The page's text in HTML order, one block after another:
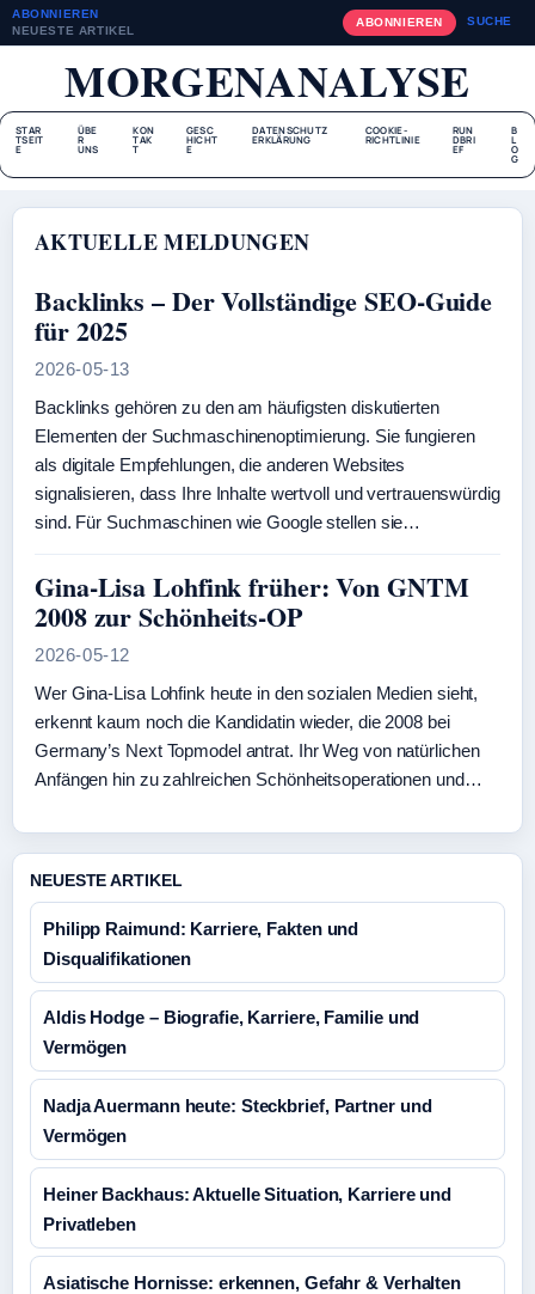
ABONNIEREN
NEUESTE ARTIKEL
ABONNIEREN SUCHE
MORGENANALYSE
STAR
TSEIT
E
ÜBE
R
UNS
KON
TAK
T
GESC
HICHT
E
DATENSCHUTZ
ERKLÄRUNG
COOKIE-
RICHTLINIE
RUN
DBRI
EF
B
L
O
G
AKTUELLE MELDUNGEN
Backlinks – Der Vollständige SEO-Guide
für 2025
2026-05-13
Backlinks gehören zu den am häufigsten diskutierten
Elementen der Suchmaschinenoptimierung. Sie fungieren
als digitale Empfehlungen, die anderen Websites
signalisieren, dass Ihre Inhalte wertvoll und vertrauenswürdig
sind. Für Suchmaschinen wie Google stellen sie…
Gina-Lisa Lohfink früher: Von GNTM
2008 zur Schönheits-OP
2026-05-12
Wer Gina‑Lisa Lohfink heute in den sozialen Medien sieht,
erkennt kaum noch die Kandidatin wieder, die 2008 bei
Germany’s Next Topmodel antrat. Ihr Weg von natürlichen
Anfängen hin zu zahlreichen Schönheitsoperationen und…
NEUESTE ARTIKEL
Philipp Raimund: Karriere, Fakten und
Disqualifikationen
Aldis Hodge – Biografie, Karriere, Familie und
Vermögen
Nadja Auermann heute: Steckbrief, Partner und
Vermögen
Heiner Backhaus: Aktuelle Situation, Karriere und
Privatleben
Asiatische Hornisse: erkennen, Gefahr & Verhalten